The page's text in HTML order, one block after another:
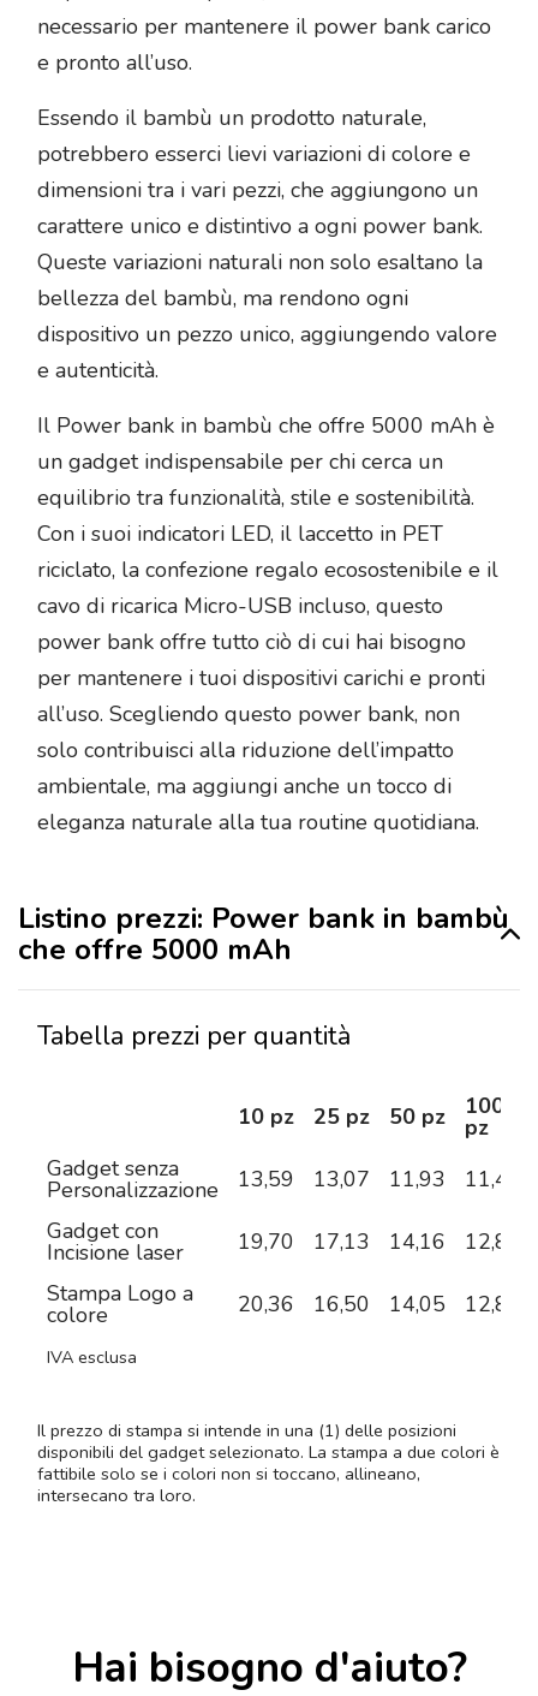
necessario per mantenere il power bank carico
e pronto all’uso.
Essendo il bambù un prodotto naturale,
potrebbero esserci lievi variazioni di colore e
dimensioni tra i vari pezzi, che aggiungono un
carattere unico e distintivo a ogni power bank.
Queste variazioni naturali non solo esaltano la
bellezza del bambù, ma rendono ogni
dispositivo un pezzo unico, aggiungendo valore
e autenticità.
Il Power bank in bambù che offre 5000 mAh è
un gadget indispensabile per chi cerca un
equilibrio tra funzionalità, stile e sostenibilità.
Con i suoi indicatori LED, il laccetto in PET
riciclato, la confezione regalo ecosostenibile e il
cavo di ricarica Micro-USB incluso, questo
power bank offre tutto ciò di cui hai bisogno
per mantenere i tuoi dispositivi carichi e pronti
all’uso. Scegliendo questo power bank, non
solo contribuisci alla riduzione dell’impatto
ambientale, ma aggiungi anche un tocco di
eleganza naturale alla tua routine quotidiana.
Listino prezzi: Power bank in bambù
che offre 5000 mAh
Tabella prezzi per quantità
10 pz 25 pz 50 pz 100
pz
Gadget senza
Personalizzazione 13,59 13,07 11,93
11,49
Gadget con
Incisione laser 19,70 17,13 14,16
12,89
Stampa Logo a
colore 20,36 16,50 14,05 12,88
IVA esclusa
Il prezzo di stampa si intende in una (1) delle posizioni
disponibili del gadget selezionato. La stampa a due colori è
fattibile solo se i colori non si toccano, allineano,
intersecano tra loro.
Hai bisogno d'aiuto?